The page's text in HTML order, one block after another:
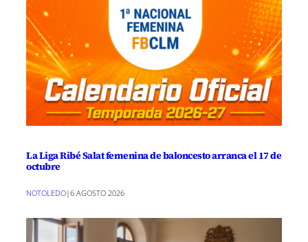
La Liga Ribé Salat femenina de baloncesto arranca el 17 de
octubre
NOTOLEDO|6 AGOSTO 2026